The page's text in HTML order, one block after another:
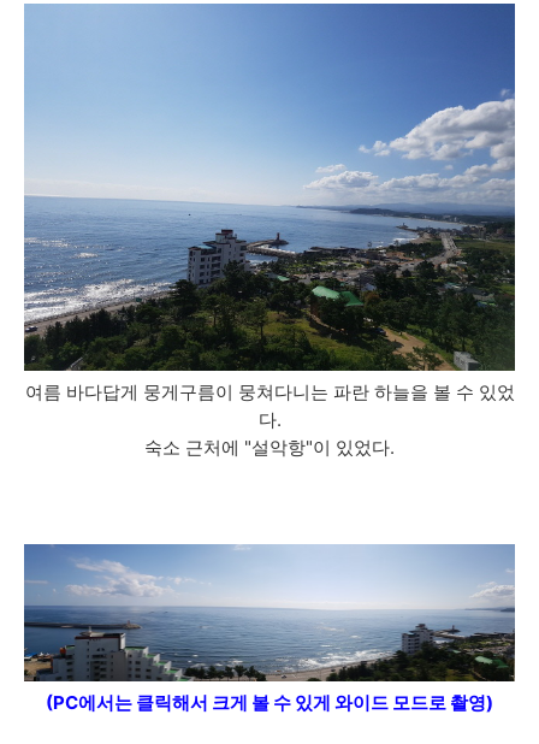
여름 바다답게 뭉게구름이 뭉쳐다니는 파란 하늘을 볼 수 있었
다.
숙소 근처에 "설악항"이 있었다.
(PC에서는 클릭해서 크게 볼 수 있게 와이드 모드로 촬영)